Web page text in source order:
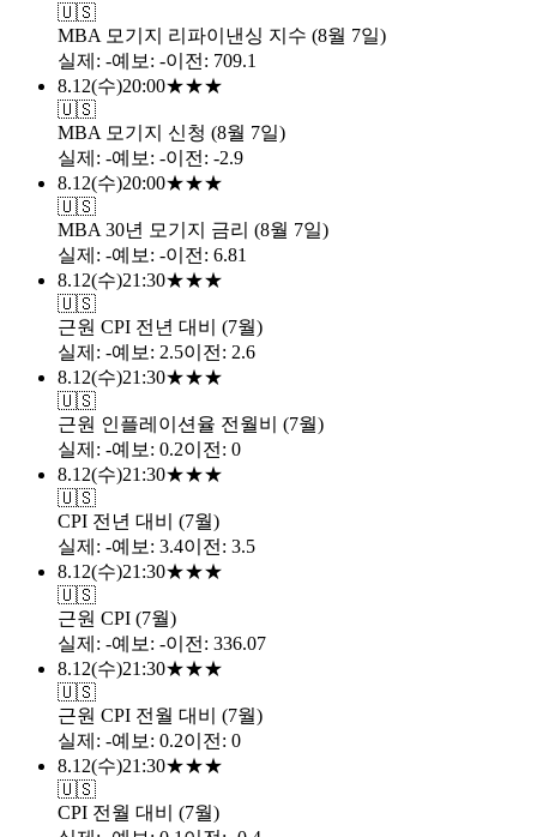
🇺🇸
MBA 모기지 리파이낸싱 지수 (8월 7일)
실제 : -예보 : -이전 : 709.1
8.12(수)20:00★★★
🇺🇸
MBA 모기지 신청 (8월 7일)
실제 : -예보 : -이전 : -2.9
8.12(수)20:00★★★
🇺🇸
MBA 30년 모기지 금리 (8월 7일)
실제 : -예보 : -이전 : 6.81
8.12(수)21:30★★★
🇺🇸
근원 CPI 전년 대비 (7월)
실제 : -예보 : 2.5이전 : 2.6
8.12(수)21:30★★★
🇺🇸
근원 인플레이션율 전월비 (7월)
실제 : -예보 : 0.2이전 : 0
8.12(수)21:30★★★
🇺🇸
CPI 전년 대비 (7월)
실제 : -예보 : 3.4이전 : 3.5
8.12(수)21:30★★★
🇺🇸
근원 CPI (7월)
실제 : -예보 : -이전 : 336.07
8.12(수)21:30★★★
🇺🇸
근원 CPI 전월 대비 (7월)
실제 : -예보 : 0.2이전 : 0
8.12(수)21:30★★★
🇺🇸
CPI 전월 대비 (7월)